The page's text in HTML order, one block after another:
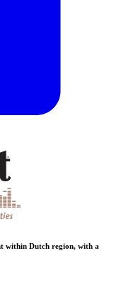
within Dutch region, with a